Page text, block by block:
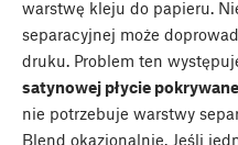
warstwę kleju do papieru.
separacyjnej może
druku. Problem ten
satynowej płycie
nie potrzebuje warstwy
Blend okazjonalnie. Jeśli